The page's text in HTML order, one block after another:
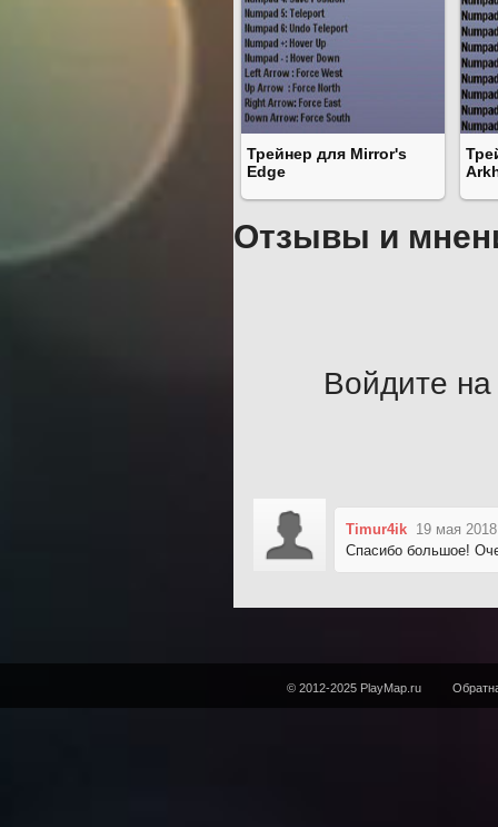
Трейнер для Mirror's
Edge
Отзывы и
Войдите на
Timur4ik 19 мая
Спасибо большое!
© 2012-2025 PlayMap.ru